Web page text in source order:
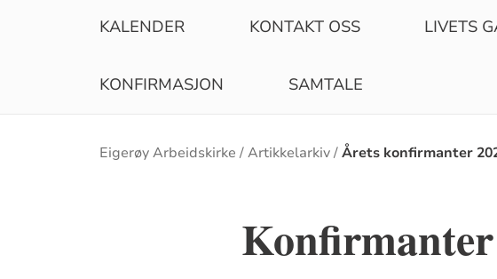
KALENDER KONTAKT OSS LIVETS
KONFIRMASJON SAMTALE
Brødsmulesti
Eigerøy Arbeidskirke Artikkelarkiv Årets konfirmanter